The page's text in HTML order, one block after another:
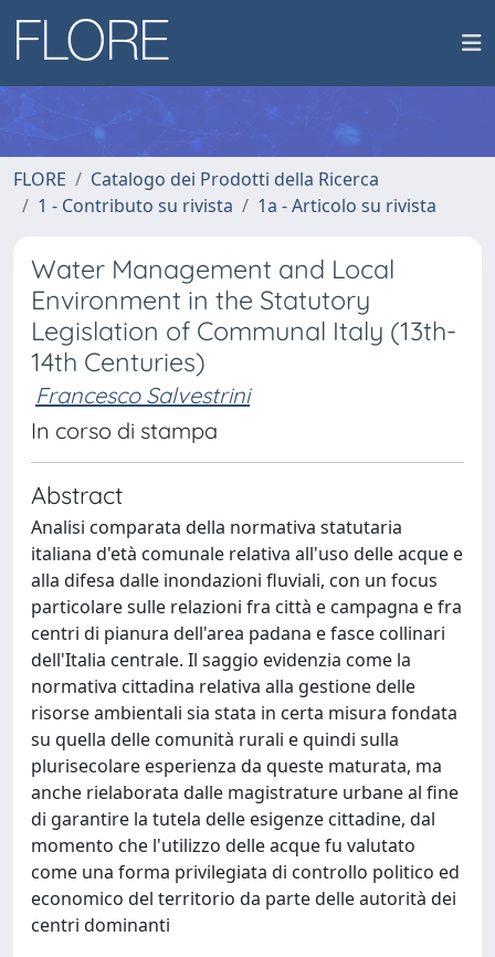
FLORE
Catalogo dei Prodotti della Ricerca
1 - Contributo su rivista
1a - Articolo su rivista
Water Management and Local
Environment in the Statutory
Legislation of Communal Italy (13th-
14th Centuries)
Francesco Salvestrini
In corso di stampa
Abstract
Analisi comparata della normativa statutaria
italiana d'età comunale relativa all'uso delle acque e
alla difesa dalle inondazioni fluviali, con un focus
particolare sulle relazioni fra città e campagna e fra
centri di pianura dell'area padana e fasce collinari
dell'Italia centrale. Il saggio evidenzia come la
normativa cittadina relativa alla gestione delle
risorse ambientali sia stata in certa misura fondata
su quella delle comunità rurali e quindi sulla
plurisecolare esperienza da queste maturata, ma
anche rielaborata dalle magistrature urbane al fine
di garantire la tutela delle esigenze cittadine, dal
momento che l'utilizzo delle acque fu valutato
come una forma privilegiata di controllo politico ed
economico del territorio da parte delle autorità dei
centri dominanti